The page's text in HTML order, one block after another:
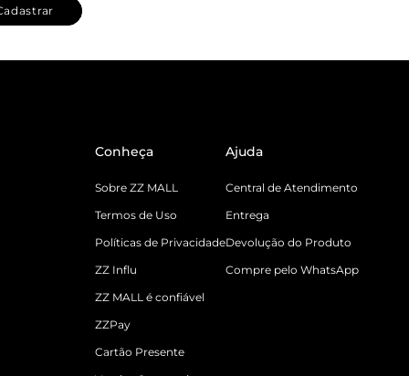
Conheça
Sobre ZZ MALL
Termos de Uso
Políticas de Privacidade
ZZ Influ
ZZ MALL é confiável
ZZPay
Cartão Presente
Ajuda
Central de Atendimento
Entrega
Devolução do Produto
Compre pelo WhatsApp